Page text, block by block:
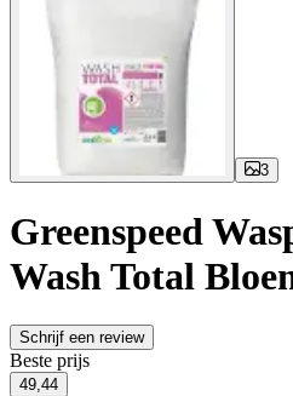
3
Greenspeed
Wash Total
Schrijf een review
Beste prijs
49,44